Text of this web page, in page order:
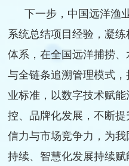
下一步，中国远洋渔
系统总结项目经验，凝
体系，在全国远洋捕捞
与全链条追溯管理模式
业标准，以数字技术赋
控、品牌化发展，不断
信力与市场竞争力，为
持续、智慧化发展持续赋